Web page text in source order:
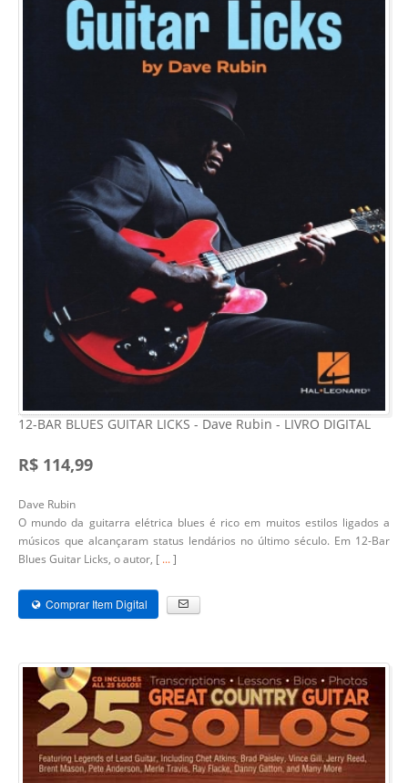
12-BAR BLUES GUITAR LICKS - Dave Rubin - LIVRO DIGITAL
R$ 114,99
Dave Rubin
O mundo da guitarra elétrica blues é rico em muitos estilos ligados a
músicos que alcançaram status lendários no último século. Em 12-Bar
Blues Guitar Licks, o autor, [ ...]
Comprar Item Digital